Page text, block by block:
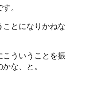
。
とになりかねな
ういうことを振
な、と。